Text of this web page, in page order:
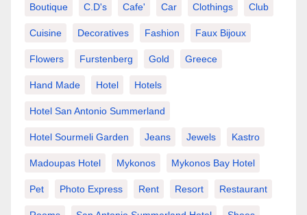
Boutique C.d's Cafe' Car Clothings Club
Cuisine Decoratives Fashion Faux Bijoux
Flowers Furstenberg Gold Greece
Hand Made Hotel Hotels
Hotel San Antonio Summerland
Hotel Sourmeli Garden Jeans Jewels Kastro
Madoupas Hotel Mykonos Mykonos Bay Hotel
Pet Photo Express Rent Resort Restaurant